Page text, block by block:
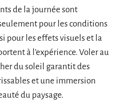
de la journée sont
pour les conditions
pour les effets visuels et la
à l’expérience. Voler au
du soleil garantit des
et une immersion
du paysage.